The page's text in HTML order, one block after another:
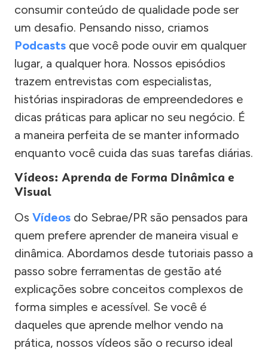
consumir conteúdo de qualidade pode ser
um desafio. Pensando nisso, criamos
Podcasts que você pode ouvir em qualquer
lugar, a qualquer hora. Nossos episódios
trazem entrevistas com especialistas,
histórias inspiradoras de empreendedores e
dicas práticas para aplicar no seu negócio. É
a maneira perfeita de se manter informado
enquanto você cuida das suas tarefas diárias.
Vídeos: Aprenda de Forma Dinâmica e
Visual
Os Vídeos do Sebrae/PR são pensados para
quem prefere aprender de maneira visual e
dinâmica. Abordamos desde tutoriais passo a
passo sobre ferramentas de gestão até
explicações sobre conceitos complexos de
forma simples e acessível. Se você é
daqueles que aprende melhor vendo na
prática, nossos vídeos são o recurso ideal